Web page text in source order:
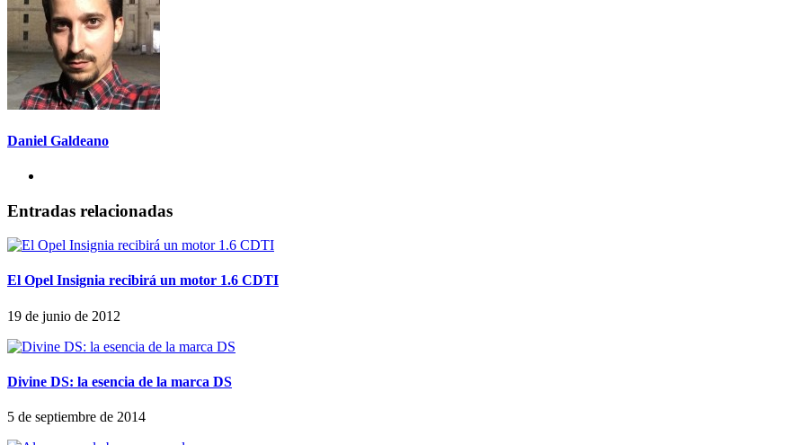
Daniel Galdeano
Entradas relacionadas
El Opel Insignia recibirá un motor 1.6 CDTI
19 de junio de 2012
Divine DS: la esencia de la marca DS
5 de septiembre de 2014